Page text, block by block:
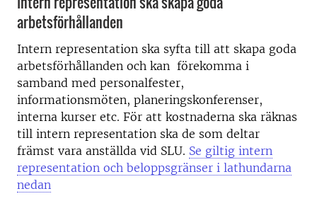
arbetsförhållanden
Intern representation ska syfta till att skapa goda
arbetsförhållanden och kan förekomma i
samband med personalfester,
informationsmöten, planeringskonferenser,
interna kurser etc. För att kostnaderna ska räknas
till intern representation ska de som deltar
främst vara anställda vid SLU. Se giltig intern
representation och beloppsgränser i lathundarna
nedan